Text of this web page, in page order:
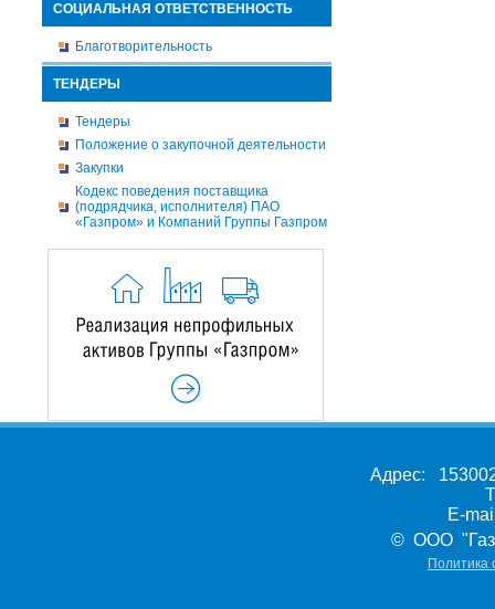
СОЦИАЛЬНАЯ ОТВЕТСТВЕННОСТЬ
Благотворительность
ТЕНДЕРЫ
Тендеры
Положение о закупочной деятельности
Закупки
Кодекс поведения поставщика
(подрядчика, исполнителя) ПАО
«Газпром» и Компаний Группы Газпром
Адрес:
E-
© ООО
Политика